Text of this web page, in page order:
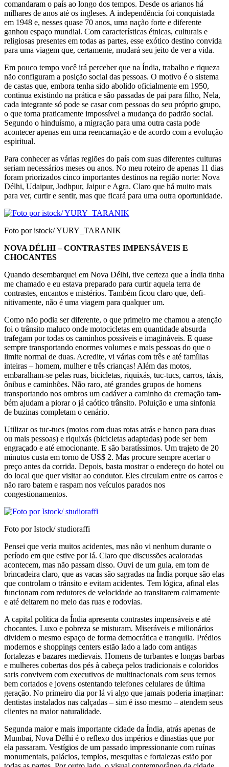
comandaram o país ao longo dos tem­pos. Desde os arianos há
milhares de anos até os ingleses. A independência foi conquistada
em 1948 e, nesses quase 70 anos, uma nação forte e diferen­te
ganhou espaço mundial. Com características étni­cas, culturais e
religiosas presentes em todas as par­tes, esse exótico destino convida
para uma viagem que, certamente, mudará seu jeito de ver a vida.
Em pouco tempo você irá perceber que na Índia, trabalho e riqueza
não configuram a posição social das pessoas. O motivo é o sistema
de castas que, embora tenha sido abolido oficialmente em 1950,
continua existindo na prática e são passadas de pai para filho, Nela,
cada integrante só pode se casar com pessoas do seu próprio grupo,
o que torna praticamente impossível a mudança do padrão so­cial.
Segundo o hinduísmo, a migração para uma outra casta pode
acontecer apenas em uma reen­carnação e de acordo com a evolução
espiritual.
Para conhecer as várias regiões do país com suas diferentes culturas
seriam necessários meses ou anos. No meu roteiro de apenas 11 dias
foram priorizados cinco importantes destinos na região norte: Nova
Délhi, Udaipur, Jodhpur, Jaipur e Agra. Claro que há muito mais
para ver, curtir e sentir, mas que ficará para uma outra oportunidade.
Foto por istock/ YURY_TARANIK
NOVA DÉLHI – CONTRASTES IMPENSÁVEIS E
CHOCANTES
Quando desembarquei em Nova Délhi, tive cer­teza que a Índia tinha
me chamado e eu estava preparado para curtir aquela terra de
contrastes, encantos e mistérios. Também ficou claro que, defi­
nitivamente, não é uma viagem para qualquer um.
Como não podia ser diferente, o que primeiro me chamou a atenção
foi o trânsito maluco onde motocicletas em quantidade absurda
trafegam por todas os caminhos possíveis e imagináveis. E quase
sempre transportando enormes volumes e mais pessoas do que o
limite normal de duas. Acredite, vi várias com três e até famílias
inteiras – homem, mulher e três crianças! Além das motos,
embaralham-se pelas ruas, bicicletas, riquixás, tuc-tucs, carros, táxis,
ônibus e caminhões. Não raro, até grandes grupos de homens
transportando nos ombros um cadáver a caminho da cremação tam­
bém ajudam a piorar o já caótico trânsito. Poluição e uma sinfonia
de buzinas completam o cenário.
Utilizar os tuc-tucs (motos com duas rotas atrás e banco para duas
ou mais pessoas) e riquixás (bi­cicletas adaptadas) pode ser bem
engraçado e até emocionante. E são baratíssimos. Um trajeto de 20
minutos custa em torno de US$ 2. Mas procure sempre acertar o
preço antes da corrida. Depois, basta mostrar o endereço do hotel ou
do local que quer visitar ao condutor. Eles circulam entre os car­ros e
não raro batem e raspam nos veículos para­dos nos
congestionamentos.
Foto por Istock/ studioraffi
Pensei que veria muitos acidentes, mas não vi ne­nhum durante o
período em que estive por lá. Cla­ro que discussões acaloradas
acontecem, mas não passam disso. Ouvi de um guia, em tom de
brin­cadeira claro, que as vacas são sagradas na Índia porque são elas
que controlam o trânsito e evitam acidentes. Tem lógica, afinal elas
funcionam com redutores de velocidade ao transitarem calmamen­te
e até deitarem no meio das ruas e rodovias.
A capital política da Índia apresenta contrastes impensáveis e até
chocantes. Luxo e pobreza se mis­turam. Miseráveis e milionários
dividem o mesmo espaço de forma democrática e tranquila. Prédios
modernos e shoppings centers estão lado a lado com antigas
fortalezas e bazares medievais. Homens de turbantes e longas barbas
e mulheres cobertas dos pés à cabeça pelos tradicionais e coloridos
sa­ris convivem com executivos de multinacionais com seus ternos
bem cortados e jovens ostentando tele­fones celulares de última
geração. No primeiro dia por lá vi algo que jamais poderia imaginar:
dentistas instalados nas calçadas – sim é isso mesmo – aten­dem seus
clientes na maior naturalidade.
Segunda maior e mais importante cidade da Ín­dia, atrás apenas de
Mumbai, Nova Délhi é o re­flexo dos impérios e dinastias que por
ela passa­ram. Vestígios de um passado impressionante com ruínas
monumentais, palácios, templos, mesquitas e fortalezas estão por